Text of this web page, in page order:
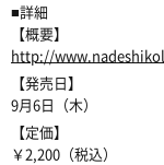
■詳細
【概要】
http://
【発売日】
9月6日（木）
【定価】
￥2,200（税込）